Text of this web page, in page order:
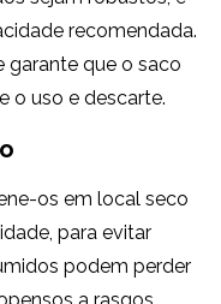
recomendada.
garante que o saco
o uso e descarte.
os em local seco
para evitar
podem perder